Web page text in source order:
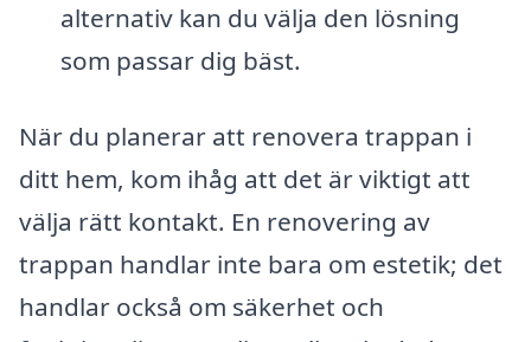
alternativ kan du välja den lösning
som passar dig bäst.
När du planerar att renovera trappan i
ditt hem, kom ihåg att det är viktigt att
välja rätt kontakt. En renovering av
trappan handlar inte bara om estetik; det
handlar också om säkerhet och